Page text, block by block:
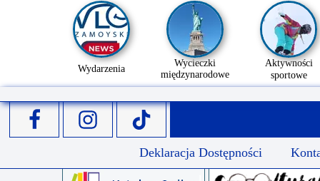
Deklaracja Dostępności
Aktywności
sportowe
Wycieczki
międzynarodowe
Wydarzenia